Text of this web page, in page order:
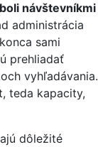
návštevníkmi
administrácia
sami
prehliadať
vyhľadávania.
teda kapacity,
dôležité